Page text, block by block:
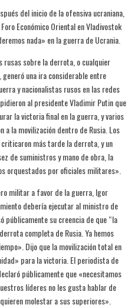
del inicio de la ofensiva ucraniana,
Económico Oriental en Vladivostok
nada» en la guerra de Ucrania.
rusas sobre la derrota, o cualquier
una ira considerable entre
y nacionalistas rusos en las redes
al presidente Vladimir Putin que
la victoria final en la guerra, y varios
la movilización dentro de Rusia. Los
más tarde la derrota, y un
de suministros y mano de obra, la
orquestados por oficiales militares».
militar a favor de la guerra, Igor
debería ejecutar al ministro de
públicamente su creencia de que “la
completa de Rusia. Ya hemos
Dijo que la movilización total en
para la victoria. El periodista de
públicamente que «necesitamos
líderes no les gusta hablar de
molestar a sus superiores».